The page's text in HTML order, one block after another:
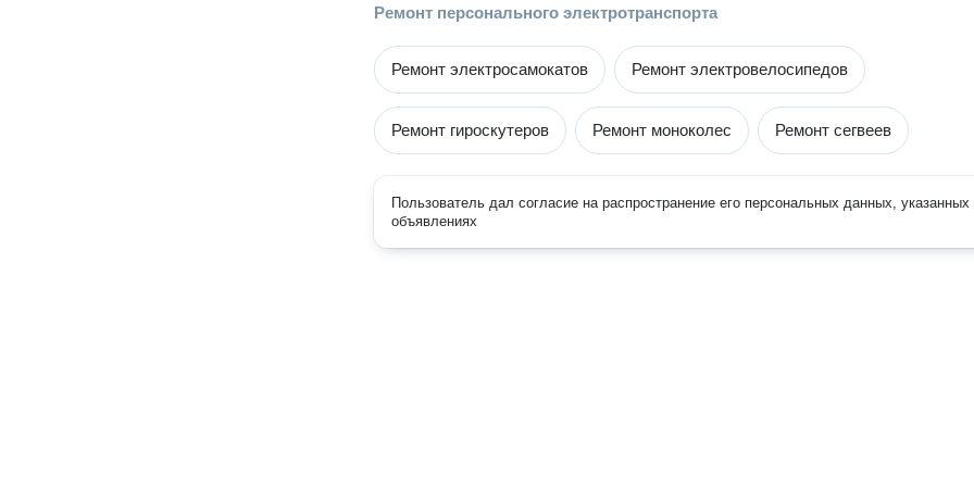
Ремонт персонального электротранспорта
Ремонт электросамокатов Ремонт электровелосипедов
Ремонт гироскутеров Ремонт моноколес Ремонт сегвеев
Пользователь дал согласие на распространение его персональных данных, указанных
объявлениях